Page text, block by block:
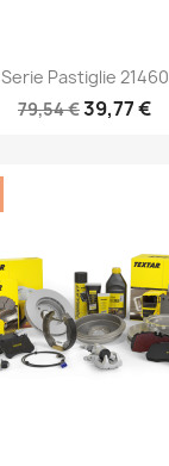
Serie Pastiglie 21460
79,54 €39,77 €